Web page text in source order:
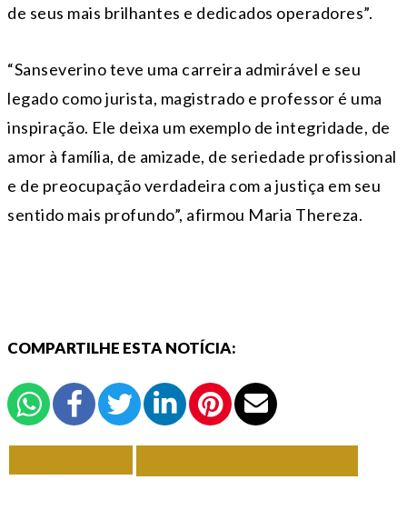
de seus mais brilhantes e dedicados operadores”.
“Sanseverino teve uma carreira admirável e seu
legado como jurista, magistrado e professor é uma
inspiração. Ele deixa um exemplo de integridade, de
amor à família, de amizade, de seriedade profissional
e de preocupação verdadeira com a justiça em seu
sentido mais profundo”, afirmou Maria Thereza.
COMPARTILHE ESTA NOTÍCIA: